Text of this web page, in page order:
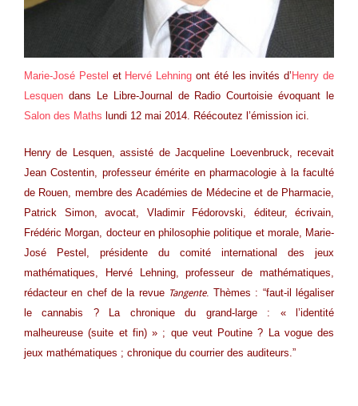
Marie-José Pestel et Hervé Lehning ont été les invités d’Henry de
Lesquen dans Le Libre-Journal de Radio Courtoisie évoquant le
Salon des Maths lundi 12 mai 2014. Réécoutez l’émission ici
Henry de Lesquen, assisté de Jacqueline Loevenbruck, recevait
Jean Costentin, professeur émérite en pharmacologie à la faculté
de Rouen, membre des Académies de Médecine et de Pharmacie,
Patrick Simon, avocat, Vladimir Fédorovski, éditeur, écrivain,
Frédéric Morgan, docteur en philosophie politique et morale, Marie-
José Pestel, présidente du comité international des jeux
mathématiques, Hervé Lehning, professeur de mathématiques,
rédacteur en chef de la revue Tangente. Thèmes : “faut-il légaliser
le cannabis ? La chronique du grand-large : « l’identité
malheureuse (suite et fin) » ; que veut Poutine ? La vogue des
jeux mathématiques ; chronique du courrier des auditeurs.”